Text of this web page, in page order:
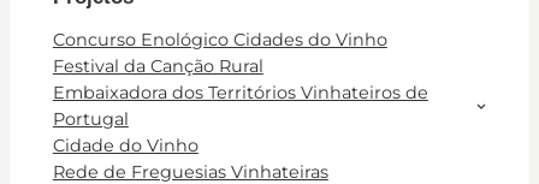
Concurso Enológico Cidades do Vinho
Festival da Canção Rural
Embaixadora dos Territórios Vinhateiros de
Portugal
Cidade do Vinho
Rede de Freguesias Vinhateiras